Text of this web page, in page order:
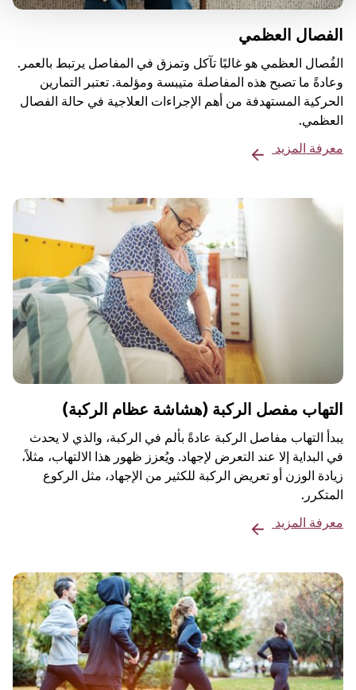
الفصال العظمي
الفُصال العظمي هو غالبًا تآكل وتمزق في المفاصل يرتبط بالعمر.
وعادةً ما تصبح هذه المفاصلة متيبسة ومؤلمة. تعتبر التمارين
الحركية المستهدفة من أهم الإجراءات العلاجية في حالة الفصال
العظمي.
معرفة المزيد
التهاب مفصل الركبة (هشاشة عظام الركبة)
يبدأ التهاب مفاصل الركبة عادةً بألم في الركبة، والذي لا يحدث
في البداية إلا عند التعرض لإجهاد. ويُعزز ظهور هذا الالتهاب، مثلاً،
زيادة الوزن أو تعريض الركبة للكثير من الإجهاد، مثل الركوع
المتكرر.
معرفة المزيد